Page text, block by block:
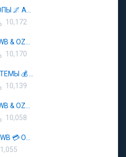
10,172
10,170
10,139
10,058
1,055